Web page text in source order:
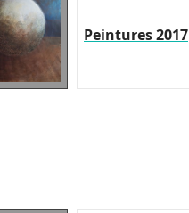
Peintures 2017